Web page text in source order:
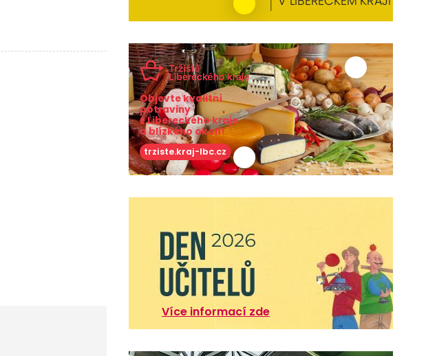
Objevte kvalitní
potraviny
z Libereckého kraje
a blízkého okolí!
trziste.kraj-lbc.cz
Více informací zde